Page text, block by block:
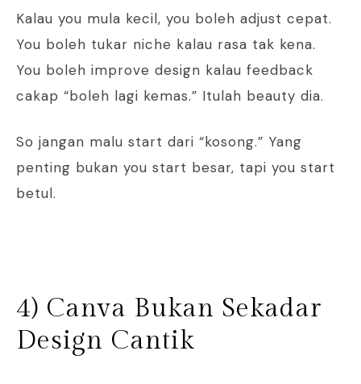
Kalau you mula kecil, you boleh adjust cepat.
You boleh tukar niche kalau rasa tak kena.
You boleh improve design kalau feedback
cakap “boleh lagi kemas.” Itulah beauty dia.
So jangan malu start dari “kosong.” Yang
penting bukan you start besar, tapi you start
betul.
4) Canva Bukan Sekadar
Design Cantik